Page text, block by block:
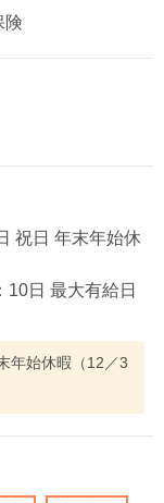
険
祝日 年末年始休
日 最大有給日
始休暇（12／3